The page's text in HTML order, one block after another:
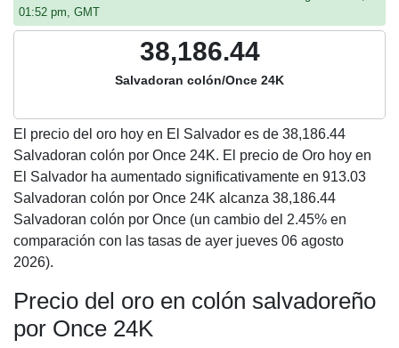
01:52 pm, GMT
38,186.44
Salvadoran colón/Once 24K
El precio del oro hoy en El Salvador es de 38,186.44
Salvadoran colón por Once 24K. El precio de Oro hoy en
El Salvador ha aumentado significativamente en 913.03
Salvadoran colón por Once 24K alcanza 38,186.44
Salvadoran colón por Once (un cambio del 2.45% en
comparación con las tasas de ayer jueves 06 agosto
2026).
Precio del oro en colón salvadoreño
por Once 24K